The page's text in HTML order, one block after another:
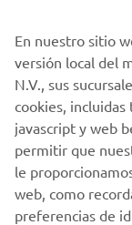
marketing y
perfil MyYamaha
Al continuar,
privacidad.
En nuestro sitio
versión local del
N.V., sus
cookies, incluidas
javascript y web
permitir que
le
web, como
preferencias de